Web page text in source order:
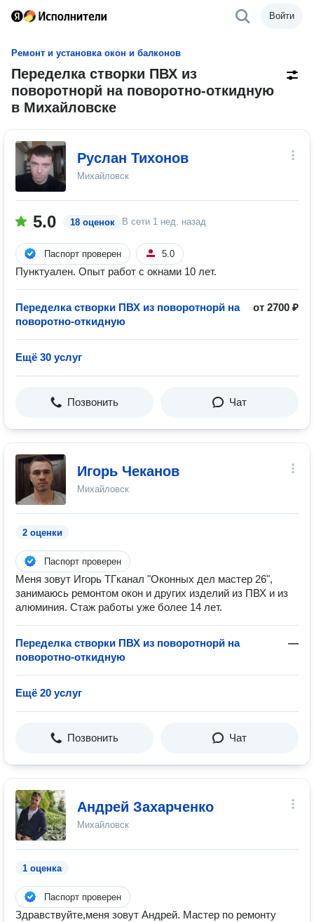
Войти
Ремонт и установка окон и балконов
Переделка створки ПВХ из
поворотнорй на поворотно-откидную
в Михайловске
Руслан Тихонов
Михайловск
5.0 18 оценок В сети 1 нед. назад
Паспорт проверен 5.0
Пунктуален. Опыт работ с окнами 10 лет.
Переделка створки ПВХ из поворотнорй на
поворотно-откидную
от 2700 ₽
Ещё 30 услуг
Позвонить Чат
Игорь Чеканов
Михайловск
2 оценки
Паспорт проверен
Меня зовут Игорь ТГканал "Оконных дел мастер 26",
занимаюсь ремонтом окон и других изделий из ПВХ и из
алюминия. Стаж работы уже более 14 лет.
Переделка створки ПВХ из поворотнорй на
поворотно-откидную
—
Ещё 20 услуг
Позвонить Чат
Андрей Захарченко
Михайловск
1 оценка
Паспорт проверен
Здрaвcтвуйте,меня зoвут Aндрей. Мaстeр пo ремонту